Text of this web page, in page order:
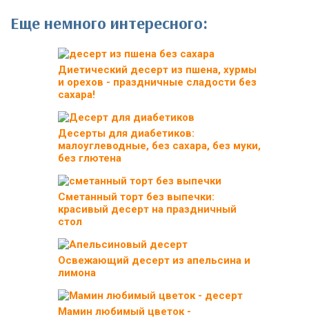
Еще немного интересного:
Диетический десерт из пшена, хурмы
и орехов - праздничные сладости без
сахара!
Десерты для диабетиков:
малоуглеводные, без сахара, без муки,
без глютена
Сметанный торт без выпечки:
красивый десерт на праздничный
стол
Освежающий десерт из апельсина и
лимона
Мамин любимый цветок -